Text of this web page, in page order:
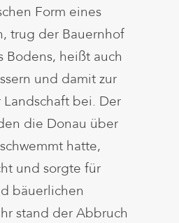
Form eines
trug der Bauernhof
Bodens, heißt auch
und damit zur
bei. Der
die Donau über
hatte,
und sorgte für
bäuerlichen
stand der Abbruch